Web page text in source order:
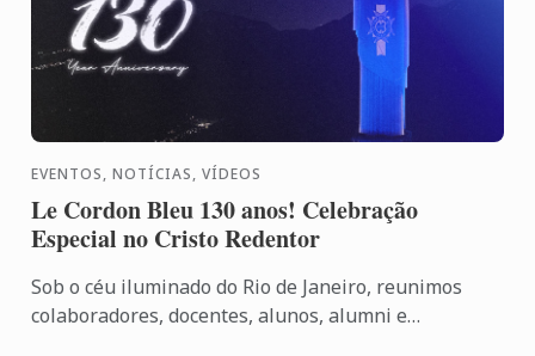
EVENTOS, NOTÍCIAS, VÍDEOS
Le Cordon Bleu 130 anos! Celebração
Especial no Cristo Redentor
Sob o céu iluminado do Rio de Janeiro, reunimos
colaboradores, docentes, alunos, alumni e